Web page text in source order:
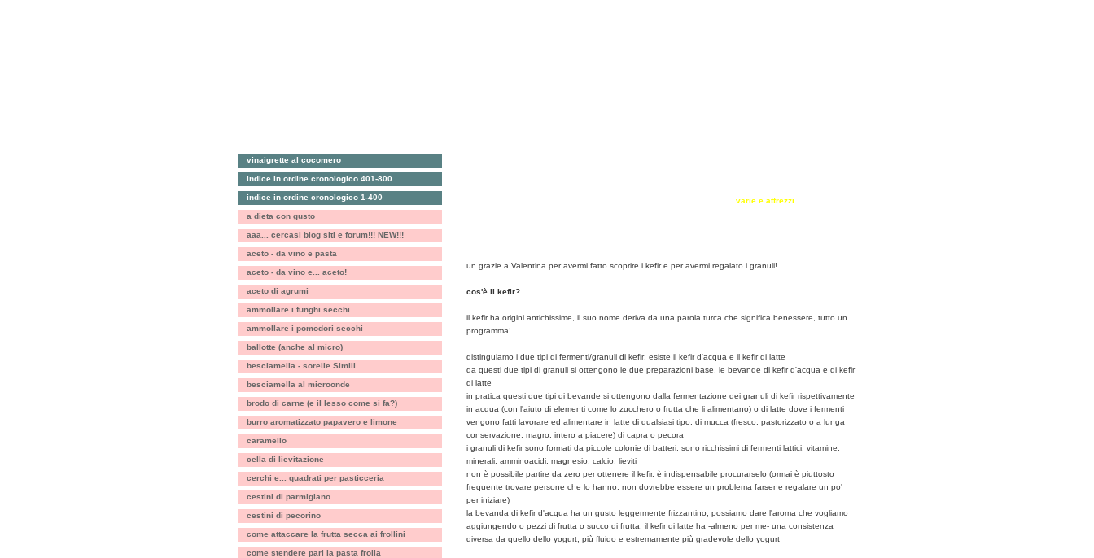
varie e attrezzi
vinaigrette al cocomero
indice in ordine cronologico 401-800
indice in ordine cronologico 1-400
a dieta con gusto
aaa... cercasi blog siti e forum!!! NEW!!!
aceto - da vino e pasta
aceto - da vino e... aceto!
aceto di agrumi
ammollare i funghi secchi
ammollare i pomodori secchi
ballotte (anche al micro)
besciamella - sorelle Simili
besciamella al microonde
brodo di carne (e il lesso come si fa?)
burro aromatizzato papavero e limone
caramello
cella di lievitazione
cerchi e... quadrati per pasticceria
cestini di parmigiano
cestini di pecorino
come attaccare la frutta secca ai frollini
come stendere pari la pasta frolla
un grazie a Valentina per avermi fatto scoprire i kefir e per avermi regalato i granuli!
cos'è il kefir?
il kefir ha origini antichissime, il suo nome deriva da una parola turca che significa benessere, tutto un
programma!
distinguiamo i due tipi di fermenti/granuli di kefir: esiste il kefir d'acqua e il kefir di latte
da questi due tipi di granuli si ottengono le due preparazioni base, le bevande di kefir d'acqua e di kefir
di latte
in pratica questi due tipi di bevande si ottengono dalla fermentazione dei granuli di kefir rispettivamente
in acqua (con l'aiuto di elementi come lo zucchero o frutta che li alimentano) o di latte dove i fermenti
vengono fatti lavorare ed alimentare in latte di qualsiasi tipo: di mucca (fresco, pastorizzato o a lunga
conservazione, magro, intero a piacere) di capra o pecora
i granuli di kefir sono formati da piccole colonie di batteri, sono ricchissimi di fermenti lattici, vitamine,
minerali, amminoacidi, magnesio, calcio, lieviti
non è possibile partire da zero per ottenere il kefir, è indispensabile procurarselo (ormai è piuttosto
frequente trovare persone che lo hanno, non dovrebbe essere un problema farsene regalare un po'
per iniziare)
la bevanda di kefir d'acqua ha un gusto leggermente frizzantino, possiamo dare l'aroma che vogliamo
aggiungendo o pezzi di frutta o succo di frutta, il kefir di latte ha -almeno per me- una consistenza
diversa da quello dello yogurt, più fluido e estremamente più gradevole dello yogurt